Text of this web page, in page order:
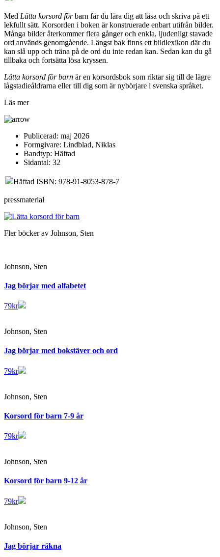
Med Lätta korsord förbarn får du lära dig att läsa och skriva på ett
lekfullt sätt. Korsorden i boken är konstruerade enbart utifrån bilder.
Många bilder återkommer flera gånger och enkla, ljudenligt stavade
ord används genomgående. Längst bak finns ett bildlexikon där du
kan slå upp och träna på de ord du inte redan kan. Sedan kan du gå
tillbaka och fortsätta lösa kryssen.
Lätta korsord för barn är en korsordsbok som riktar sig till de lägre
lågstadieåldrarna eller till dig som är nybörjare i svenska språket.
Läs mer
Publicerad: maj 2026
Formgivare: Lindblad, Niklas
Bandtyp: Häftad
Sidantal: 32
Häftad ISBN: 978-91-8053-878-7
pressmaterial
Fler böcker av Johnson, Sten
Johnson, Sten
Jag börjar med alfabetet
79kr
Johnson, Sten
Jag börjar med bokstäver och ord
79kr
Johnson, Sten
Korsord för barn 7-9 år
79kr
Johnson, Sten
Korsord för barn 9-12 år
79kr
Johnson, Sten
Jag börjar räkna